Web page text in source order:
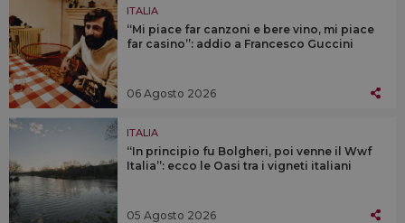
ITALIA
“Mi piace far canzoni e bere vino, mi piace
far casino”: addio a Francesco Guccini
06 Agosto 2026
ITALIA
“In principio fu Bolgheri, poi venne il Wwf
Italia”: ecco le Oasi tra i vigneti italiani
05 Agosto 2026